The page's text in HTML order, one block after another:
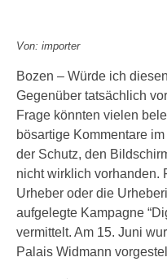
Von: importer
Bozen – Würde ich
Gegenüber tatsächlich
Frage könnten vielen
bösartige Kommentare
der Schutz, den
nicht wirklich vorhanden.
Urheber oder die
aufgelegte Kampagne
vermittelt. Am 15. Juni
Palais Widmann